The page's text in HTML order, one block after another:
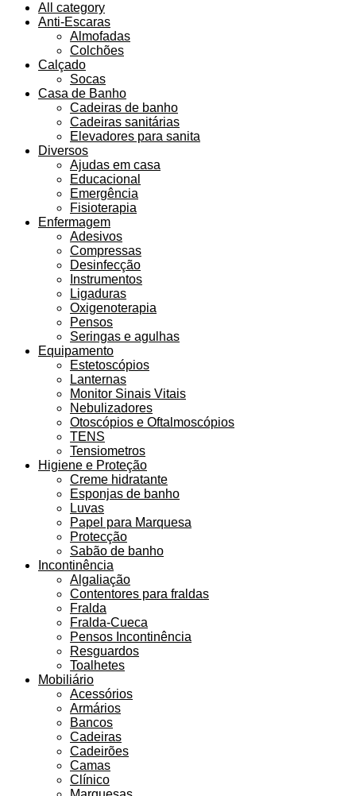
All category
Anti-Escaras
Almofadas
Colchões
Calçado
Socas
Casa de Banho
Cadeiras de banho
Cadeiras sanitárias
Elevadores para sanita
Diversos
Ajudas em casa
Educacional
Emergência
Fisioterapia
Enfermagem
Adesivos
Compressas
Desinfecção
Instrumentos
Ligaduras
Oxigenoterapia
Pensos
Seringas e agulhas
Equipamento
Estetoscópios
Lanternas
Monitor Sinais Vitais
Nebulizadores
Otoscópios e Oftalmoscópios
TENS
Tensiometros
Higiene e Proteção
Creme hidratante
Esponjas de banho
Luvas
Papel para Marquesa
Protecção
Sabão de banho
Incontinência
Algaliação
Contentores para fraldas
Fralda
Fralda-Cueca
Pensos Incontinência
Resguardos
Toalhetes
Mobiliário
Acessórios
Armários
Bancos
Cadeiras
Cadeirões
Camas
Clínico